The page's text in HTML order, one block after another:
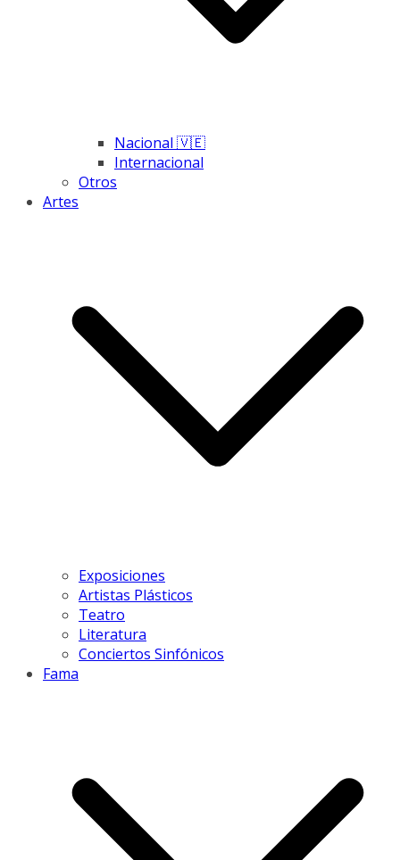
Nacional 🇻🇪
Internacional
Otros
Artes
Exposiciones
Artistas Plásticos
Teatro
Literatura
Conciertos Sinfónicos
Fama